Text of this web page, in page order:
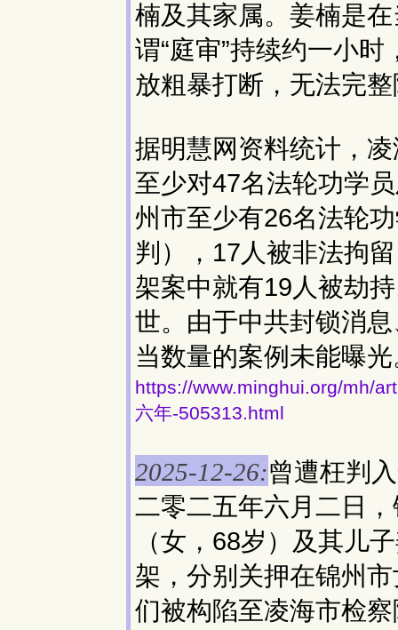
楠及其家属。姜楠是
谓“庭审”持续约一小
放粗暴打断，无法完
据明慧网资料统计，
至少对47名法轮功学
州市至少有26名法轮
判），17人被非法拘
架案中就有19人被劫
世。由于中共封锁消
当数量的案例未能曝
https://www.minghui.org/mh/
六年-505313.html
2025-12-26:曾遭枉判
二零二五年六月二日
（女，68岁）及其儿
架，分别关押在锦州
们被构陷至凌海市检